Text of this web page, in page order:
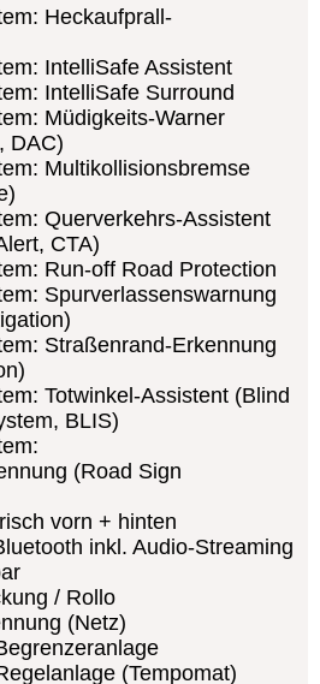
Heckaufprall-
IntelliSafe Assistent
IntelliSafe Surround
Müdigkeits-Warner
DAC)
Multikollisionsbremse
Querverkehrs-Assistent
CTA)
Run-off Road Protection
Spurverlassenswarnung
Straßenrand-Erkennung
Totwinkel-Assistent (Blind
BLIS)
(Road Sign
vorn + hinten
inkl. Audio-Streaming
/ Rollo
(Netz)
(Tempomat)